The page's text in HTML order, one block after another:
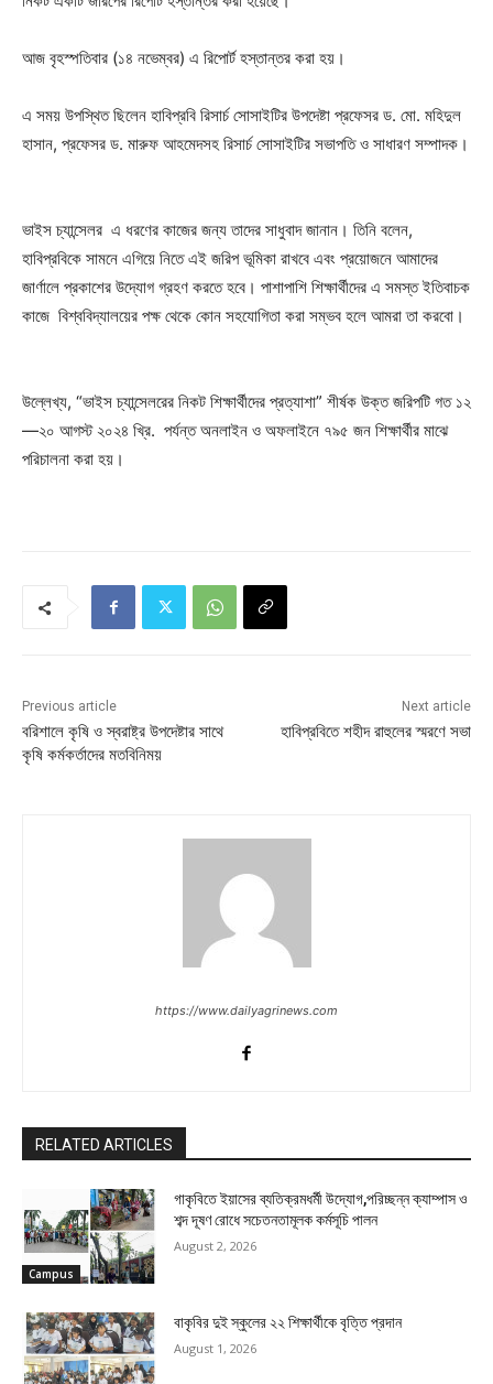
আজ বৃহস্পতিবার (১৪ নভেম্বর) এ রিপোর্ট হস্তান্তর করা হয়।
এ সময় উপস্থিত ছিলেন হাবিপ্রবি রিসার্চ সোসাইটির উপদেষ্টা প্রফেসর ড. মো. মহিদুল
হাসান, প্রফেসর ড. মারুফ আহমেদসহ রিসার্চ সোসাইটির সভাপতি ও সাধারণ সম্পাদক।
ভাইস চ্যান্সেলর এ ধরণের কাজের জন্য তাদের সাধুবাদ জানান। তিনি বলেন,
হাবিপ্রবিকে সামনে এগিয়ে নিতে এই জরিপ ভূমিকা রাখবে এবং প্রয়োজনে আমাদের
জার্ণালে প্রকাশের উদ্যোগ গ্রহণ করতে হবে। পাশাপাশি শিক্ষার্থীদের এ সমস্ত ইতিবাচক
কাজে বিশ্ববিদ্যালয়ের পক্ষ থেকে কোন সহযোগিতা করা সম্ভব হলে আমরা তা করবো।
উল্লেখ্য, “ভাইস চ্যান্সেলরের নিকট শিক্ষার্থীদের প্রত্যাশা” শীর্ষক উক্ত জরিপটি গত ১২
—২০ আগস্ট ২০২৪ খ্রি. পর্যন্ত অনলাইন ও অফলাইনে ৭৯৫ জন শিক্ষার্থীর মাঝে
পরিচালনা করা হয়।
Previous article
বরিশালে কৃষি ও স্বরাষ্ট্র উপদেষ্টার সাথে
কৃষি কর্মকর্তাদের মতবিনিময়
Next article
হাবিপ্রবিতে শহীদ রাহুলের স্মরণে সভা
https://www.dailyagrinews.com
RELATED ARTICLES
Campus
গাকৃবিতে ইয়াসের ব্যতিক্রমধর্মী উদ্যোগ,পরিচ্ছন্ন ক্যাম্পাস ও
শব্দ দূষণ রোধে সচেতনতামূলক কর্মসূচি পালন
August 2, 2026
বাকৃবির দুই স্কুলের ২২ শিক্ষার্থীকে বৃত্তি প্রদান
August 1, 2026